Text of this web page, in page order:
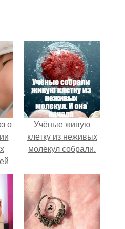
о
Учёные живую
клетку из неживых
молекул собрали.